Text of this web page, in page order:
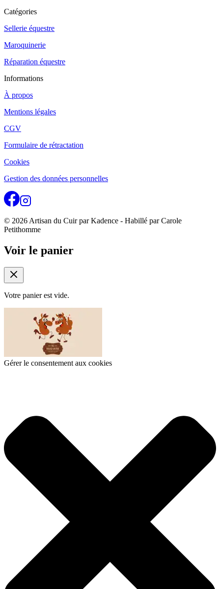
Catégories
Sellerie équestre
Maroquinerie
Réparation équestre
Informations
À propos
Mentions légales
CGV
Formulaire de rétractation
Cookies
Gestion des données personnelles
© 2026 Artisan du Cuir par Kadence - Habillé par Carole
Petithomme
Voir le panier
Votre panier est vide.
Gérer le consentement aux cookies